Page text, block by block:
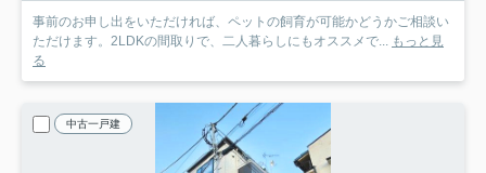
事前のお申し出をいただければ、ペットの飼育が可能かどうかご相談い
ただけます。2LDKの間取りで、二人暮らしにもオススメで... もっと見
る
中古一戸建